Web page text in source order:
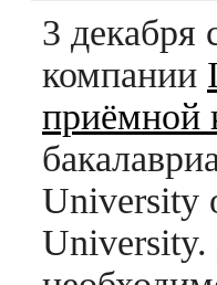
3 декабря
компании
приёмной
University